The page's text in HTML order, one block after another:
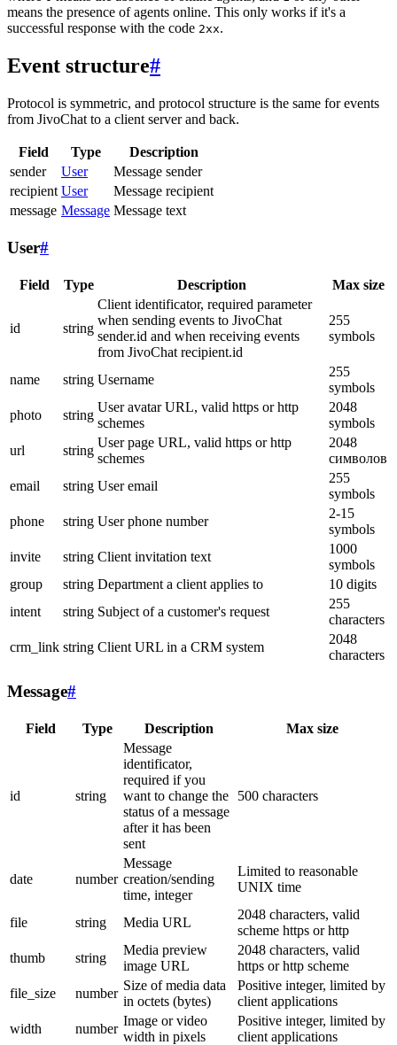
means the presence of agents online. This only works if it's a
successful response with the code 2xx.
Event structure#
Protocol is symmetric, and protocol structure is the same for events
from JivoChat to a client server and back.
Field Type
Description
sender
User
Message sender
recipient User
Message recipient
message Message Message text
User#
Field Type Description Max size
id string
Client identificator, required parameter
when sending events to JivoChat
sender.id and when receiving events
from JivoChat recipient.id
255
symbols
name string Username
255
symbols
photo
string
User avatar URL, valid https or http
schemes
2048
symbols
url
string
User page URL, valid https or http
schemes
2048
символов
email
string User email
255
symbols
phone
string User phone number
2-15
symbols
invite
string Client invitation text
1000
symbols
group
string Department a client applies to
10 digits
intent
string Subject of a customer's request
255
characters
crm_link string Client URL in a CRM system
2048
characters
Message#
Field Type Description Max size
id string
Message
identificator,
required if you
want to change the
status of a message
after it has been
sent
500 characters
date number
Message
creation/sending
time, integer
Limited to reasonable
UNIX time
file string Media URL
2048 characters, valid
scheme https or http
thumb
string
Media preview
image URL
2048 characters, valid
https or http scheme
file_size
number
Size of media data
in octets (bytes)
Positive integer, limited by
client applications
width
number
Image or video
width in pixels
Positive integer, limited by
client applications